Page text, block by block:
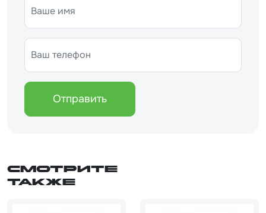
Отправить
Смотрите
также